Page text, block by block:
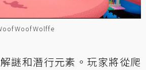
謎和潛行元素。玩家將從爬